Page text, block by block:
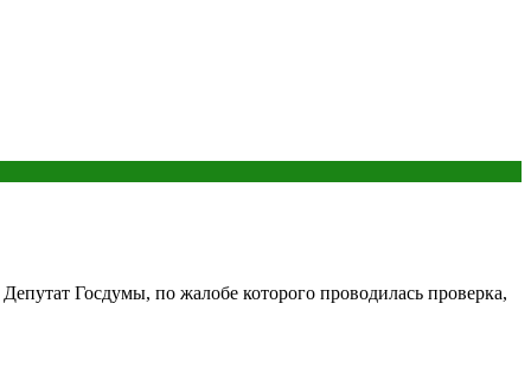
Госдумы, по жалобе которого проводилась проверка,